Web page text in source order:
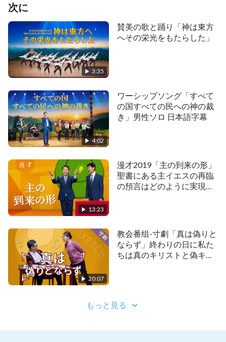
声に聞き従う。」
っきり仰ったからです。主の御言葉では、人々が賢
いおとめでなくてはならない、主を受け入れられる
ように積極的に主の御声を求めて聞かなくてはなら
ない、とありますが、牧師と長老はあの手この手
で、信者が神の御声を聞くのを防ぎ、束縛しようと
します。なぜ彼らは信者が真の道を探るのを恐れて
いるのでしょうか。…牧師と長老との議論を通し
て、ジャンイーは「終わりの日のパリサイ人は誰
か」、「信者が主を受け入れるのを妨げる本当のつ
もっと見る：
3つの方法であなたに真の道と偽の道を
判別すること教えます
次に
3:35
賛美の歌と踊り「神は東方
へその栄光をもたらした」
4:02
ワーシップソング「すべて
の国すべての民への神の裁
き」男性ソロ 日本語字幕
13:23
漫才2019「主の到来の形」
聖書にある主イエスの再臨
の預言はどのように実現さ
20:07
教会番组-寸劇「真は偽りと
ならず」終わりの日に私た
ちは真のキリストと偽キリ
もっと見る